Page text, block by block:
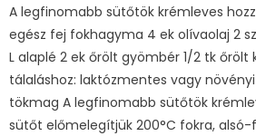
A legfinomabb sütőtök krémleves
egész fej fokhagyma 4 ek olívaolaj 2
L alaplé 2 ek őrölt gyömbér 1/2 tk őrölt
tálaláshoz: laktózmentes vagy
tökmag A legfinomabb sütőtök
sütőt előmelegítjük 200°C fokra, alsó-